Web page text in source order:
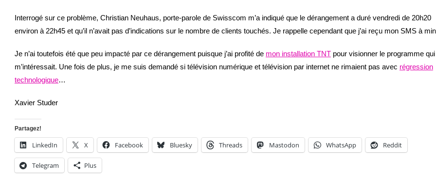
Interrogé sur ce problème, Christian Neuhaus, porte-parole de Swisscom m’a indiqué que le dérangement a duré vendredi de 20h20
environ à 22h45 et qu’il n’avait pas d’indications sur le nombre de clients touchés. Je rappelle cependant que j’ai reçu mon SMS à
Je n’ai toutefois été que peu impacté par ce dérangement puisque j’ai profité de mon installation TNT pour visionner le programme qui
m’intéressait. Une fois de plus, je me suis demandé si télévision numérique et télévision par internet ne rimaient pas avec régression
technologique…
Xavier Studer
Partagez!
LinkedIn X Facebook Bluesky Threads Mastodon WhatsApp Reddit
Telegram Plus